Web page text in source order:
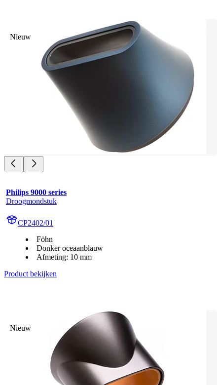
Nieuw
Philips 9000 series
Droogmondstuk
CP2402/01
Föhn
Donker oceaanblauw
Afmeting: 10 mm
Product bekijken
Nieuw